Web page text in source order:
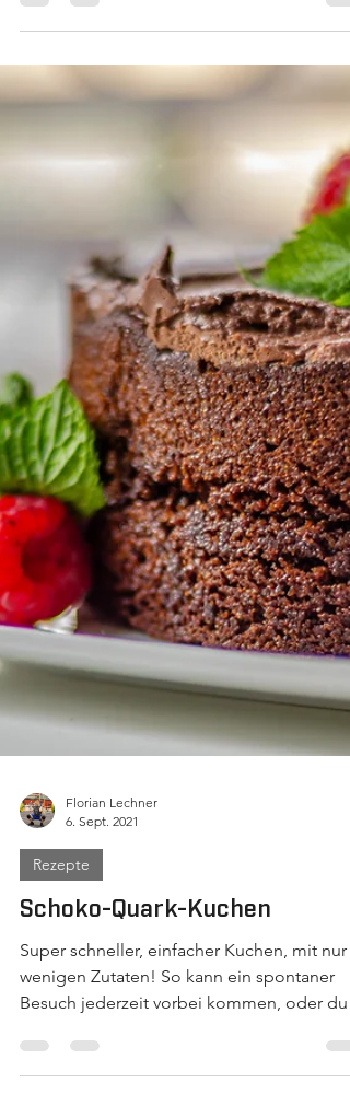
Apfel-Zimt Porridge - Vata-
Zum Frühstück optimal für den Vata-Typ der
Ayurvedischen Ernährung ein leckeres
Ayurvedischen...
6. Sept. 2021
Rezepte